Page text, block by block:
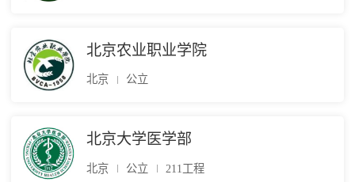
北京农业职业学院
北京 公立
北京大学医学部
北京 公立 211工程